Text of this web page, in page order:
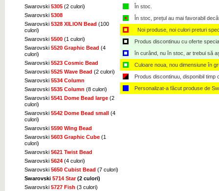
Swarovski 5305 (2 culori)
Swarovski 5308
Swarovski 5328 XILION Bead (100
culori)
Swarovski 5500 (1 culori)
Swarovski 5520 Graphic Bead (4
culori)
Swarovski 5523 Cosmic Bead
Swarovski 5525 Wave Bead (2 culori)
Swarovski 5534 Column
Swarovski 5535 Column (8 culori)
Swarovski 5541 Dome Bead large (2
culori)
Swarovski 5542 Dome Bead small (4
culori)
Swarovski 5590 Wing Bead
Swarovski 5603 Graphic Cube (1
culori)
Swarovski 5621 Twist Bead
Swarovski 5624 (4 culori)
Swarovski 5650 Cubist Bead (7 culori)
Swarovski 5714 Star(2 culori)
Swarovski 5727 Fish (3 culori)
În stoc.
În stoc, prețul au mai favorabil
Noi produse, noi culori preturi
Produs discontinuu cu oferte
în curând, nu în stoc, ar trebui să
Culoare noua, nou dimensiune în
Produs discontinuu, disponibil timp
Personalizat-a făcut produse de